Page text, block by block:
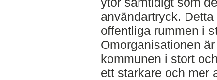
användartryck.
offentliga rummen i
Omorganisationen
kommunen i stort
ett starkare och mer